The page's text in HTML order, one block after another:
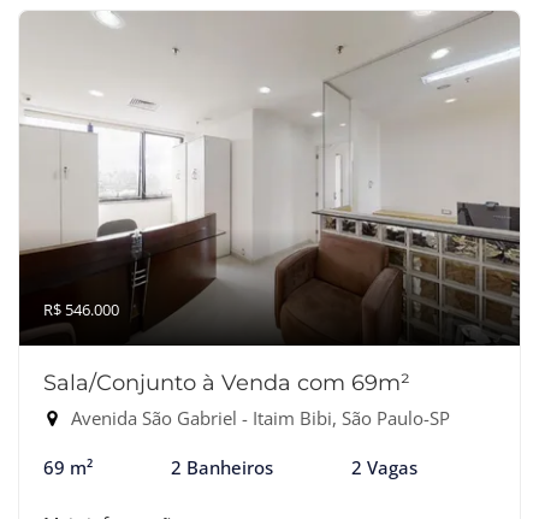
R$ 546.000
Sala/Conjunto à Venda com 69m²
Avenida São Gabriel - Itaim Bibi, São Paulo-SP
69 m² 2 Banheiros 2 Vagas